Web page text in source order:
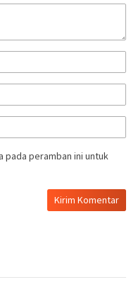
pada peramban ini untuk